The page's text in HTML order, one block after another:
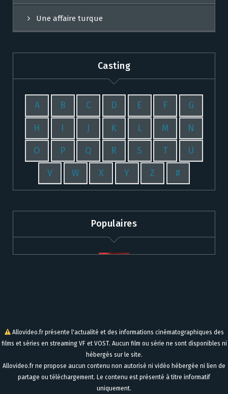
Une affaire turque
Casting
A B C D E F G
H I J K L M N
O P Q R S T U
V W X Y Z #
Populaires
Allovideo.fr présente l'actualité et des informations cinématographiques des
films et séries en streaming VF et VOST. Aucun film ou série ne sont disponibles ni
hébergés sur le site.
Allovideo.fr ne propose aucun contenu non autorisé ni vidéo hébergée ni lien de
partage ou téléchargement. Le contenu est présenté à titre informatif
uniquement.